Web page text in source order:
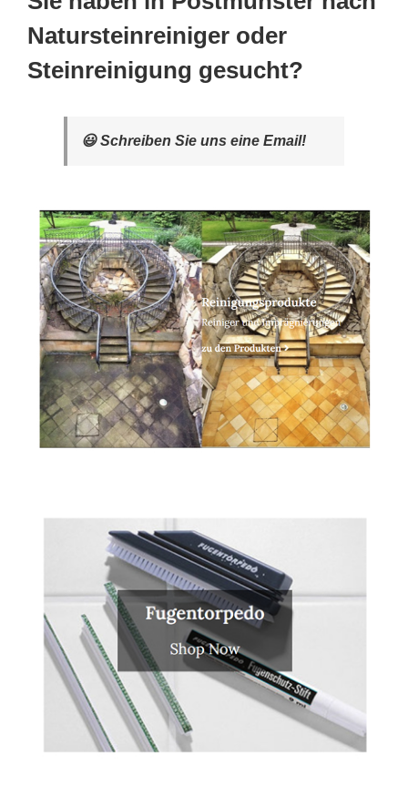
Natursteinreiniger oder
Steinreinigung gesucht?
😃 Schreiben Sie uns eine Email!